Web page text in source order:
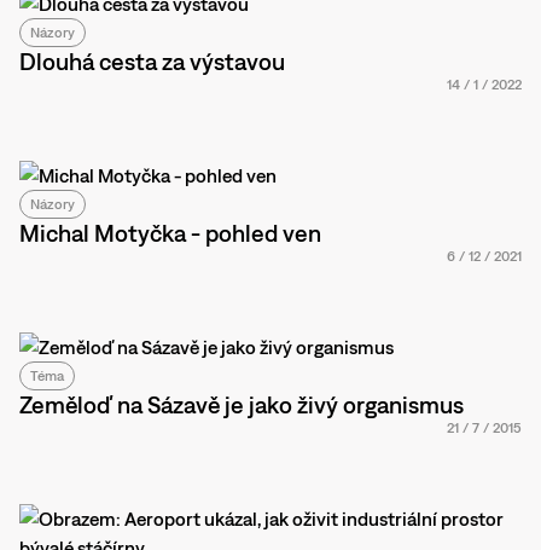
Názory
Dlouhá cesta za výstavou
14 / 1 / 2022
Názory
Michal Motyčka - pohled ven
6 / 12 / 2021
Téma
Zeměloď na Sázavě je jako živý organismus
21 / 7 / 2015